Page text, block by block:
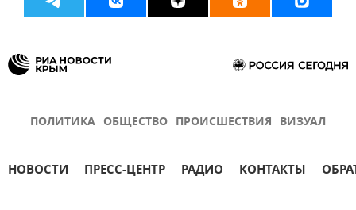
ПОЛИТИКА ОБЩЕСТВО ПРОИСШЕСТВИЯ ВИЗУАЛ
НОВОСТИ ПРЕСС-ЦЕНТР РАДИО КОНТАКТЫ